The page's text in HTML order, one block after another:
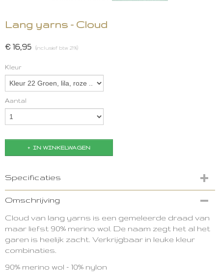
Lang yarns - Cloud
€ 16,95 (inclusief btw 21%)
Kleur
Aantal
IN WINKELWAGEN
Specificaties
Omschrijving
Cloud van lang yarns is een gemeleerde draad van
maar liefst 90% merino wol. De naam zegt het al het
garen is heelijk zacht. Verkrijgbaar in leuke kleur
combinaties.
90% merino wol - 10% nylon